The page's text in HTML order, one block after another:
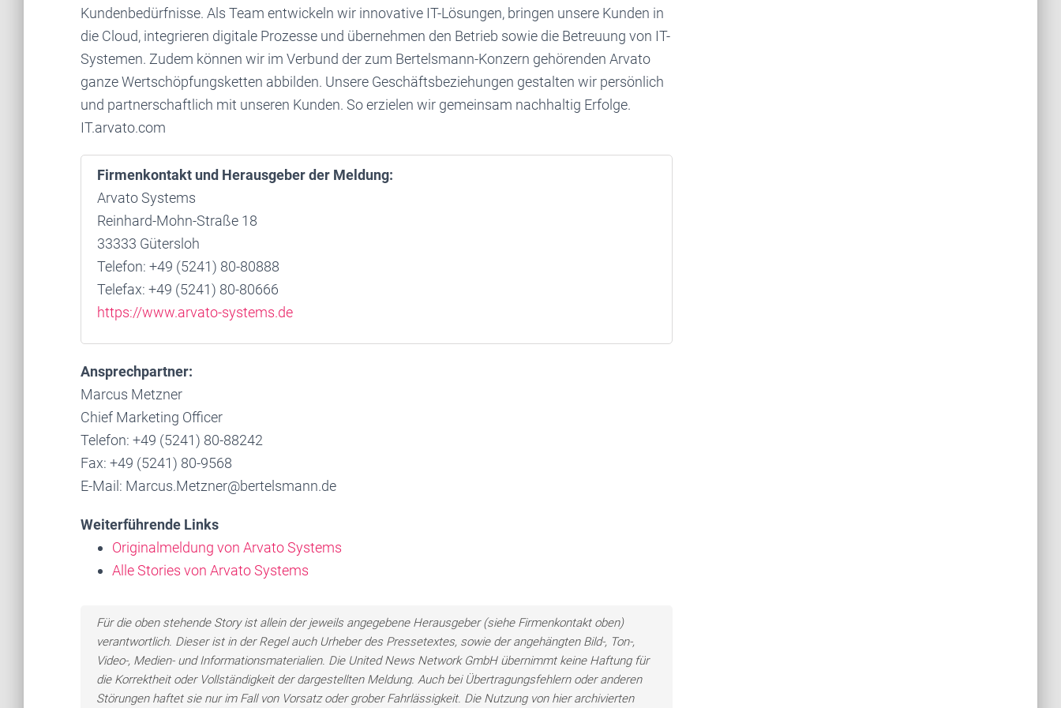
Kundenbedürfnisse. Als Team entwickeln wir innovative IT-Lösungen, bringen unsere Kunden in
die Cloud, integrieren digitale Prozesse und übernehmen den Betrieb sowie die Betreuung von IT-
Systemen. Zudem können wir im Verbund der zum Bertelsmann-Konzern gehörenden Arvato
ganze Wertschöpfungsketten abbilden. Unsere Geschäftsbeziehungen gestalten wir persönlich
und partnerschaftlich mit unseren Kunden. So erzielen wir gemeinsam nachhaltig Erfolge.
IT.arvato.com
Firmenkontakt und Herausgeber der Meldung:
Arvato Systems
Reinhard-Mohn-Straße 18
33333 Gütersloh
Telefon: +49 (5241) 80-80888
Telefax: +49 (5241) 80-80666
https://www.arvato-systems.de
Ansprechpartner:
Marcus Metzner
Chief Marketing Officer
Telefon: +49 (5241) 80-88242
Fax: +49 (5241) 80-9568
E-Mail: Marcus.Metzner@bertelsmann.de
Weiterführende Links
Originalmeldung von Arvato Systems
Alle Stories von Arvato Systems
Für die oben stehende Story ist allein der jeweils angegebene Herausgeber (siehe Firmenkontakt oben)
verantwortlich. Dieser ist in der Regel auch Urheber des Pressetextes, sowie der angehängten Bild-, Ton-,
Video-, Medien- und Informationsmaterialien. Die United News Network GmbH übernimmt keine Haftung für
die Korrektheit oder Vollständigkeit der dargestellten Meldung. Auch bei Übertragungsfehlern oder anderen
Störungen haftet sie nur im Fall von Vorsatz oder grober Fahrlässigkeit. Die Nutzung von hier archivierten